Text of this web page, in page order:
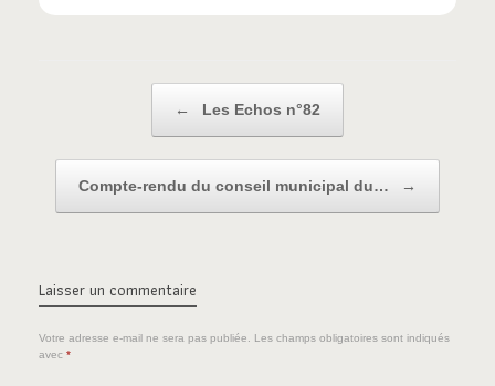
← Les Echos n°82
Compte-rendu du conseil municipal du… →
Laisser un commentaire
Votre adresse e-mail ne sera pas publiée. Les champs obligatoires sont indiqués
avec *